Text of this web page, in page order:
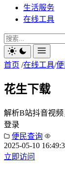
生活服务
在线工具
首页 /在线工具/
花生下载
解析B站抖音视
登录
便民查询
2025-05-10
立即访问